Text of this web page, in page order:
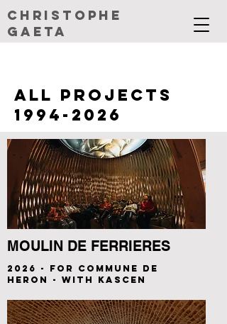
CHRISTOPHE
GAETA
ALL PROJECTS
1994-2026
MOULIN DE FERRIERES
2026 - FOR COMMUNE DE
HERON - WITH KASCEN